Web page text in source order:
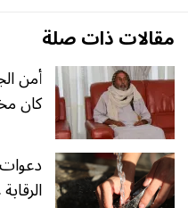
مقالات ذات صلة
أمن
كان